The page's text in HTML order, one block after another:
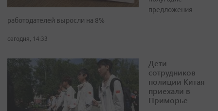
предложения
работодателей выросли на 8%
сегодня, 14:33
Дети
сотрудников
полиции Китая
приехали в
Приморье